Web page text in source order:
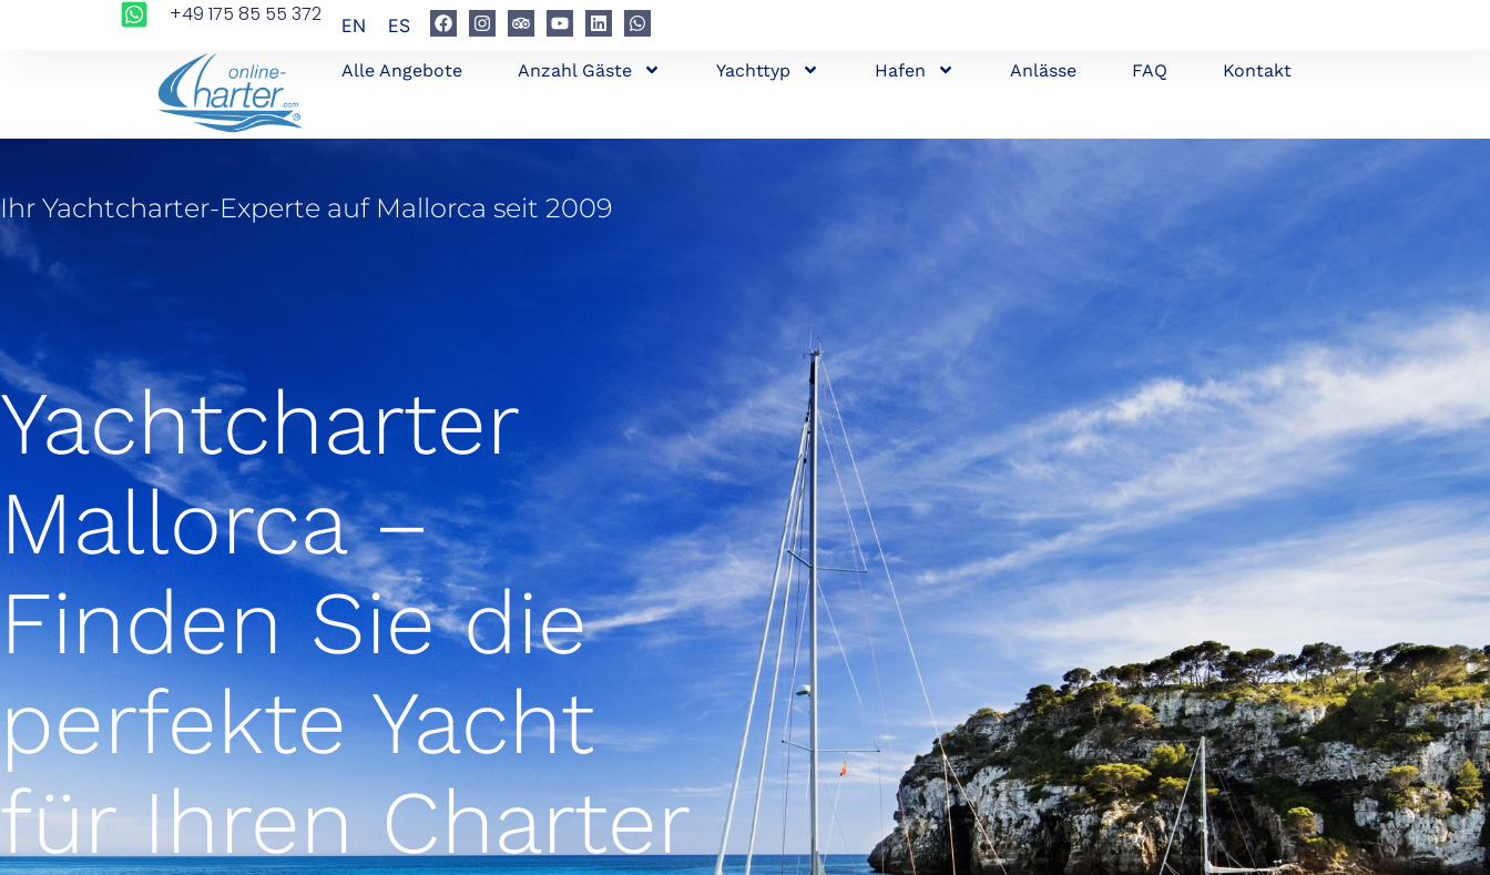
+49 175 85 55 372 EN ES
Alle Angebote Anzahl Gäste Yachttyp Hafen Anlässe FAQ Kontakt
Ihr Yachtcharter-Experte auf Mallorca seit 2009
Yachtcharter
Mallorca –
Finden Sie die
perfekte Yacht
für Ihren Charter